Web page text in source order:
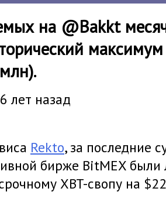
на @Bakkt
лет назад
Rekto, за последние
бирже BitMEX
XBT-свопу на